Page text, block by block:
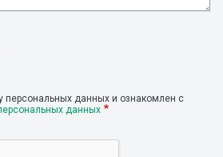
персональных данных и ознакомлен с
данных